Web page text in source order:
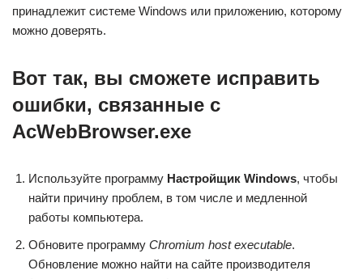
принадлежит системе Windows или приложению, которому
можно доверять.
Вот так, вы сможете исправить
ошибки, связанные с
AcWebBrowser.exe
Используйте программу Настройщик Windows, чтобы
найти причину проблем, в том числе и медленной
работы компьютера.
Обновите программу Chromium host executable.
Обновление можно найти на сайте производителя